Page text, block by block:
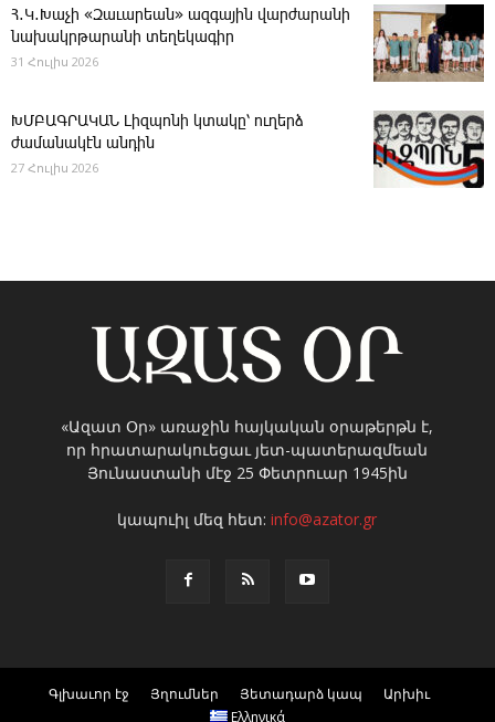
Հ․Կ․Խաչի «Զաւարեան» ազգային վարժարանի
նախակրթարանի տեղեկագիր
31 Հուլիս 2026
ԽՄԲԱԳՐԱԿԱՆ ­Լիզպոնի կտակը՝ ուղերձ
ժամանակէն անդին
27 Հուլիս 2026
«Ազատ Օր» առաջին հայկական օրաթերթն է,
որ հրատարակուեցաւ յետ-պատերազմեան
Յունաստանի մէջ 25 Փետրուար 1945ին
կապուիլ մեզ հետ:info@azator.gr
Գլխաւոր էջ Յղումներ Յետադարձ կապ
Արխիւ
Ελληνικά